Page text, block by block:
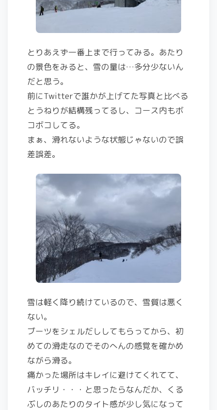
とりあえず一番上まで行ってみる。あたり
の景色をみると、雪の量は…多分少ないん
だと思う。
前にTwitterで誰かが上げてた写真と比べる
とうねりが結構残ってるし、コース内もボ
コボコしてる。
まぁ、滑れないような状態じゃないので誤
差誤差。
雪は軽く降り続けているので、雪質は悪く
ない。
ブーツをシェルだししてもらってから、初
めての滑走なのでそのへんの感覚を確かめ
ながら滑る。
痛かった場所はキレイに避けてくれてて、
バッチリ・・・と思ったらなんだか、くる
ぶしのあたりのタイト感が少し気になって